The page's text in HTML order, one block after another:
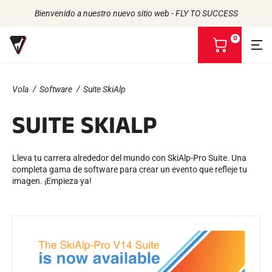
Bienvenido a nuestro nuevo sitio web - FLY TO SUCCESS
PRODUCTOS
NUESTRAS MARCAS
LA CASA VOLA
CERAS
Racing Wax
Cera de retención
Defuzzers
Rascadores
Repare
LA HISTORIA
ATLETAS
VOLA ADVICE
0
V
a
Vola Software Suite SkiAlp
SUITE SKIALP
Lleva tu carrera alrededor del mundo con SkiAlp-Pro Suite. Una
completa gama de software para crear un evento que refleje tu
imagen. ¡Empieza ya!